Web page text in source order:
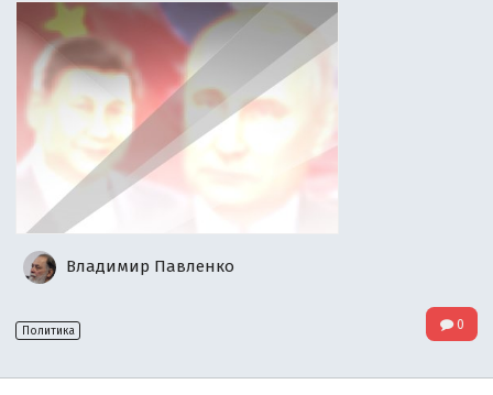
Владимир Павленко
Политика 0